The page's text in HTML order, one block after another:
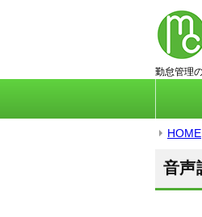
勤怠管理
HOME
音声